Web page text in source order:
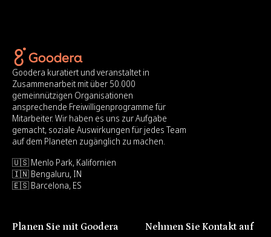
Goodera kuratiert und veranstaltet in
Zusammenarbeit mit über 50.000
gemeinnützigen Organisationen
ansprechende Freiwilligenprogramme für
Mitarbeiter. Wir haben es uns zur Aufgabe
gemacht, soziale Auswirkungen für jedes Team
auf dem Planeten zugänglich zu machen.
🇺🇸 Menlo Park, Kalifornien
🇮🇳 Bengaluru, IN
🇪🇸 Barcelona, ES
Planen Sie mit Goodera Nehmen Sie Kontakt auf